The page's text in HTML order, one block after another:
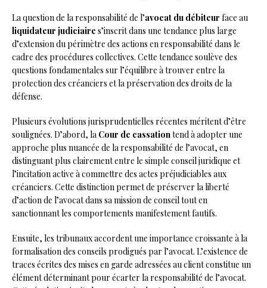
La question de la responsabilité de l’avocat du débiteur face au
liquidateur judiciaire s’inscrit dans une tendance plus large
d’extension du périmètre des actions en responsabilité dans le
cadre des procédures collectives. Cette tendance soulève des
questions fondamentales sur l’équilibre à trouver entre la
protection des créanciers et la préservation des droits de la
défense.
Plusieurs évolutions jurisprudentielles récentes méritent d’être
soulignées. D’abord, la Cour de cassationtend à adopter une
approche plus nuancée de la responsabilité de l’avocat, en
distinguant plus clairement entre le simple conseil juridique et
l’incitation active à commettre des actes préjudiciables aux
créanciers. Cette distinction permet de préserver la liberté
d’action de l’avocat dans sa mission de conseil tout en
sanctionnant les comportements manifestement fautifs.
Ensuite, les tribunaux accordent une importance croissante à la
formalisation des conseils prodigués par l’avocat. L’existence de
traces écrites des mises en garde adressées au client constitue un
élément déterminant pour écarter la responsabilité de l’avocat.